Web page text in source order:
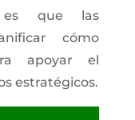
es que las
cómo
apoyar el
estratégicos.